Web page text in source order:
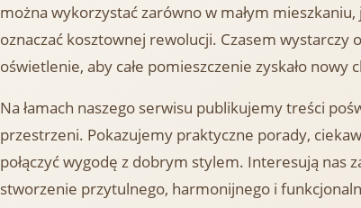
można wykorzystać zarówno w małym
oznaczać kosztownej rewolucji. Czasem
oświetlenie, aby całe pomieszczenie zyskało nowy
Na łamach naszego serwisu publikujemy treści
przestrzeni. Pokazujemy praktyczne porady,
połączyć wygodę z dobrym stylem. Interesują nas
stworzenie przytulnego, harmonijnego i